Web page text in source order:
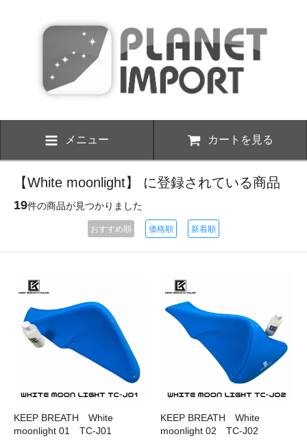
メニュー カートを見る
【White moonlight】 に登録されている商品
19件の商品が見つかりました
おすすめ順 価格順 新着順
KEEP BREATH White
moonlight 01 TC-J01
KEEP BREATH White
moonlight 02 TC-J02